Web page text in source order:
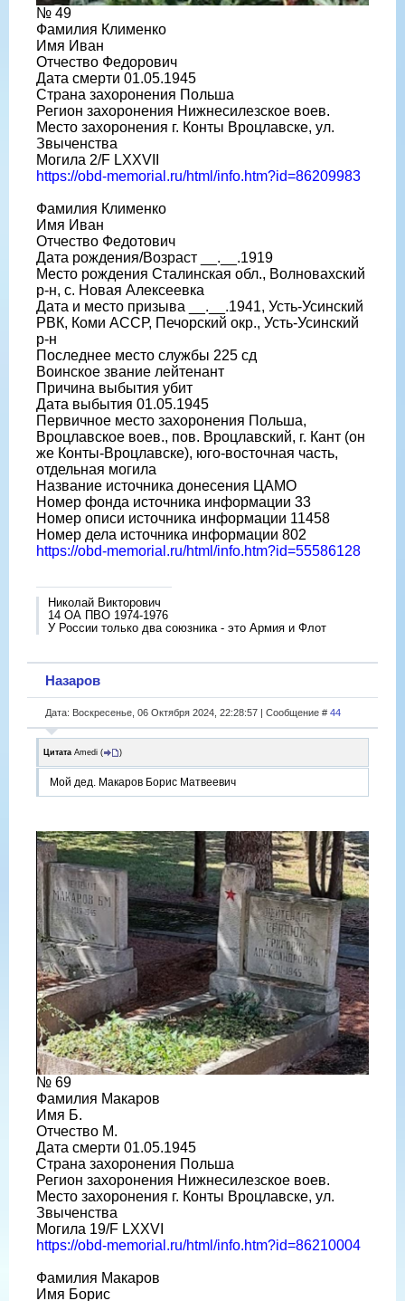
№ 49
Фамилия Клименко
Имя Иван
Отчество Федорович
Дата смерти 01.05.1945
Страна захоронения Польша
Регион захоронения Нижнесилезское воев.
Место захоронения г. Конты Вроцлавске, ул.
Звыченства
Могила 2/F LXXVII
https://obd-memorial.ru/html/info.htm?id=86209983
Фамилия Клименко
Имя Иван
Отчество Федотович
Дата рождения/Возраст __.__.1919
Место рождения Сталинская обл., Волновахский
р-н, с. Новая Алексеевка
Дата и место призыва __.__.1941, Усть-Усинский
РВК, Коми АССР, Печорский окр., Усть-Усинский
р-н
Последнее место службы 225 сд
Воинское звание лейтенант
Причина выбытия убит
Дата выбытия 01.05.1945
Первичное место захоронения Польша,
Вроцлавское воев., пов. Вроцлавский, г. Кант (он
же Конты-Вроцлавске), юго-восточная часть,
отдельная могила
Название источника донесения ЦАМО
Номер фонда источника информации 33
Номер описи источника информации 11458
Номер дела источника информации 802
https://obd-memorial.ru/html/info.htm?id=55586128
Николай Викторович
14 ОА ПВО 1974-1976
У России только два союзника - это Армия и Флот
Назаров
Дата: Воскресенье, 06 Октября 2024, 22:28:57 | Сообщение # 44
Цитата Amedi ( )
Мой дед. Макаров Борис Матвеевич
№ 69
Фамилия Макаров
Имя Б.
Отчество М.
Дата смерти 01.05.1945
Страна захоронения Польша
Регион захоронения Нижнесилезское воев.
Место захоронения г. Конты Вроцлавске, ул.
Звыченства
Могила 19/F LXXVI
https://obd-memorial.ru/html/info.htm?id=86210004
Фамилия Макаров
Имя Борис